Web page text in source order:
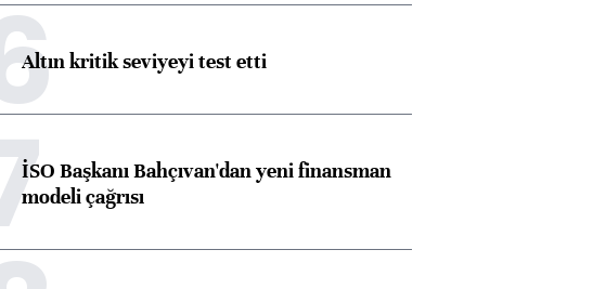
Altın kritik seviyeyi test etti
İSO Başkanı Bahçıvan'dan yeni finansman
modeli çağrısı